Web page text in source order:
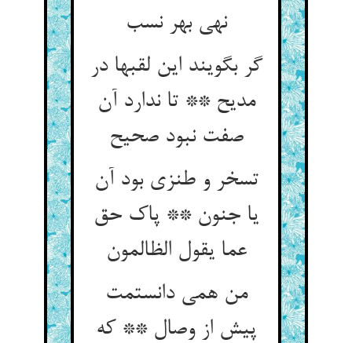
نهی بهر نسب
گر بگویند این لقبها در
مدیح ** تا ندارد آن
صفت نبود صحیح
تسخر و طنزی بود آن
یا جنون ** پاک حق
عما یقول الظالمون
من همی دانستمت
پیش از وصال ** که